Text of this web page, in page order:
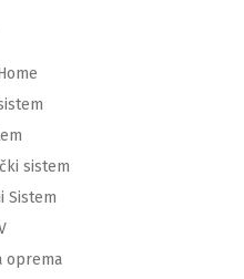
sistem
Sistem
oprema